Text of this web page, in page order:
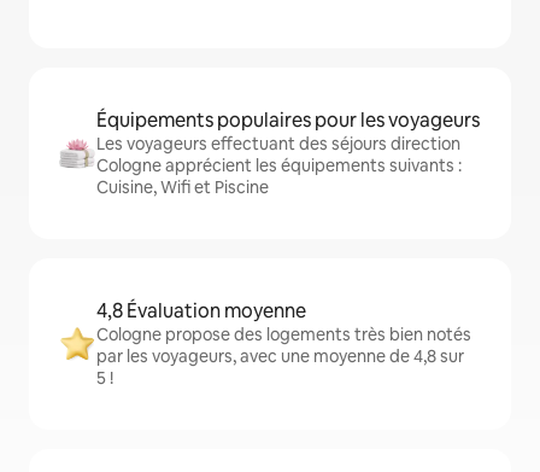
Équipements populaires pour les voyageurs
Les voyageurs effectuant des séjours direction
Cologne apprécient les équipements suivants :
Cuisine, Wifi et Piscine
4,8 Évaluation moyenne
Cologne propose des logements très bien notés
par les voyageurs, avec une moyenne de 4,8 sur
5 !